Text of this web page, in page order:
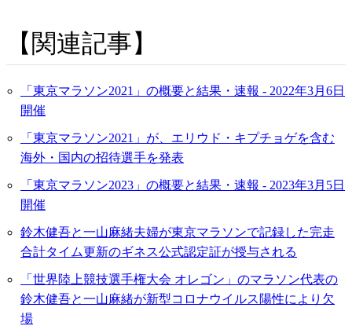
関連記事
「東京マラソン2021」の概要と結果・速報 - 2022年3月6日
開催
「東京マラソン2021」が、エリウド・キプチョゲを含む
海外・国内の招待選手を発表
「東京マラソン2023」の概要と結果・速報 - 2023年3月5日
開催
鈴木健吾と一山麻緒夫婦が東京マラソンで記録した完走
合計タイム更新のギネス公式認定証が授与される
「世界陸上競技選手権大会 オレゴン」のマラソン代表の
鈴木健吾と一山麻緒が新型コロナウイルス陽性により欠
場